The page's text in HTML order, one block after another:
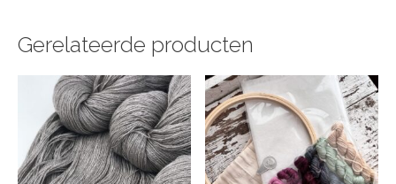
Gerelateerde producten